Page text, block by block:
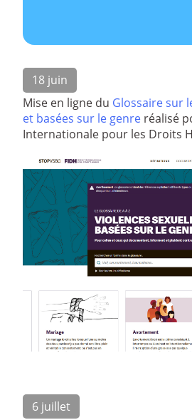
18 juin
Mise en ligne du Glossaire sur
et basées sur le genre réalisé
Internationale pour les Droits
6 juillet